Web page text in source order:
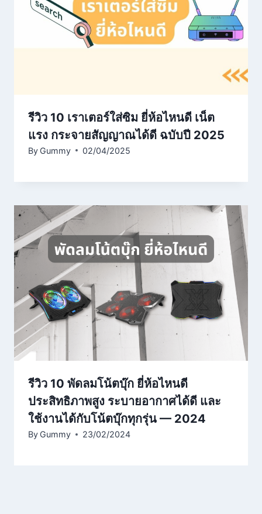
รีวิว 10 เราเตอร์ใส่ซิม ยี่ห้อไหนดี เน็ต
แรง กระจายสัญญาณได้ดี ฉบับปี 2025
By Gummy 02/04/2025
รีวิว 10 พัดลมโน้ตบุ๊ก ยี่ห้อไหนดี
ประสิทธิภาพสูง ระบายอากาศได้ดี และ
ใช้งานได้กับโน้ตบุ๊กทุกรุ่น — 2024
By Gummy 23/02/2024